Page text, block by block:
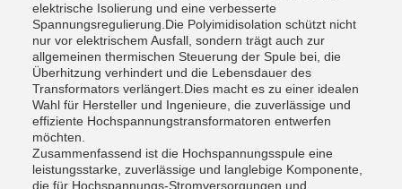
elektrische Isolierung und eine verbesserte
Spannungsregulierung.Die Polyimidisolation schützt nicht
nur vor elektrischem Ausfall, sondern trägt auch zur
allgemeinen thermischen Steuerung der Spule bei, die
Überhitzung verhindert und die Lebensdauer des
Transformators verlängert.Dies macht es zu einer idealen
Wahl für Hersteller und Ingenieure, die zuverlässige und
effiziente Hochspannungstransformatoren entwerfen
möchten.
Zusammenfassend ist die Hochspannungsspule eine
leistungsstarke, zuverlässige und langlebige Komponente,
die für Hochspannungs-Stromversorgungen und